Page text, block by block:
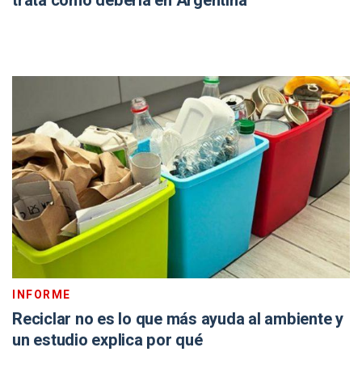
INFORME
Reciclar no es lo que más ayuda al ambiente y
un estudio explica por qué